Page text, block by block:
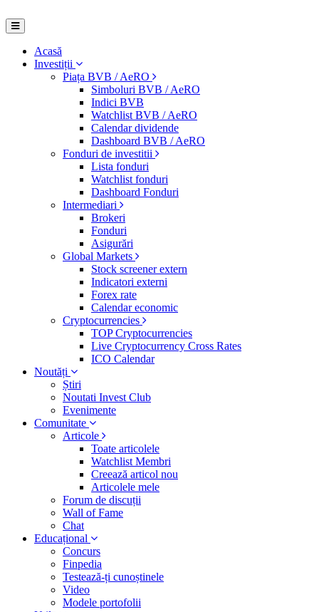
Acasă
Investiții
Piața BVB / AeRO
Simboluri BVB / AeRO
Indici BVB
Watchlist BVB / AeRO
Calendar dividende
Dashboard BVB / AeRO
Fonduri de investitii
Lista fonduri
Watchlist fonduri
Dashboard Fonduri
Intermediari
Brokeri
Fonduri
Asigurări
Global Markets
Stock screener extern
Indicatori externi
Forex rate
Calendar economic
Cryptocurrencies
TOP Cryptocurrencies
Live Cryptocurrency Cross Rates
ICO Calendar
Noutăți
Știri
Noutati Invest Club
Evenimente
Comunitate
Articole
Toate articolele
Watchlist Membri
Creează articol nou
Articolele mele
Forum de discuții
Wall of Fame
Chat
Educațional
Concurs
Finpedia
Testează-ți cunoștinele
Video
Modele portofolii